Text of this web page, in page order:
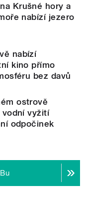
Krušné hory a
nabízí jezero
nabízí
kino přímo
bez davů
ostrově
vyžití
odpočinek